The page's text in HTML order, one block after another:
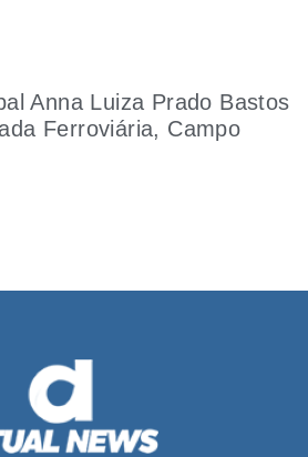
Anna Luiza Prado Bastos
Ferroviária, Campo